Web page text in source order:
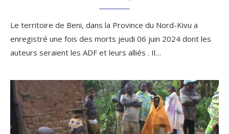
Le territoire de Beni, dans la Province du Nord-Kivu a
enregistré une fois des morts jeudi 06 juin 2024 dont les
auteurs seraient les ADF et leurs alliés . Il…